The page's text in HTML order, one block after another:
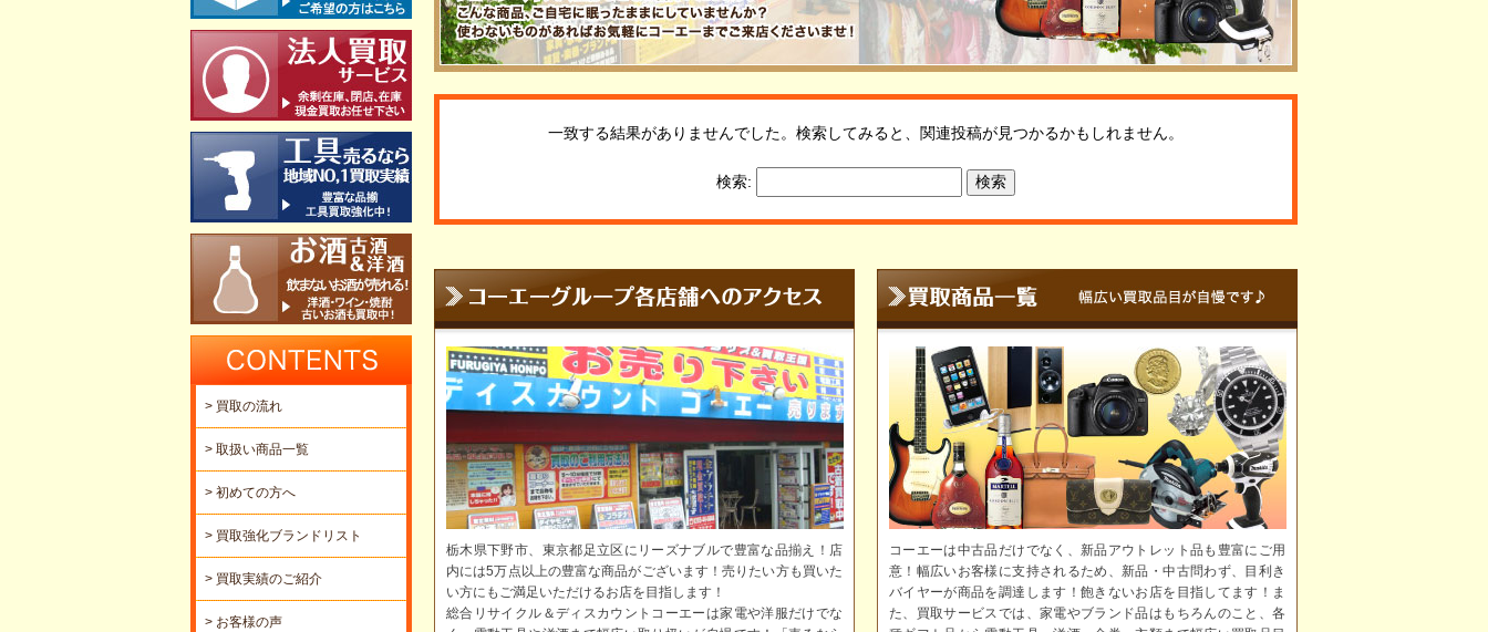
一致する結果がありませんでした。検索してみると、関連投稿が見つかるかもしれません。
検索:
栃木県下野市、東京都足立区にリーズナブルで豊富な品揃え！店
内には5万点以上の豊富な商品がございます！売りたい方も買いた
い方にもご満足いただけるお店を目指します！
総合リサイクル＆ディスカウントコーエーは家電や洋服だけでな
コーエーは中古品だけでなく、新品アウトレット品も豊富にご用
意！幅広いお客様に支持されるため、新品・中古問わず、目利き
バイヤーが商品を調達します！飽きないお店を目指してます！ま
た、買取サービスでは、家電やブランド品はもちろんのこと、各
> 買取の流れ
> 取扱い商品一覧
> 初めての方へ
> 買取強化ブランドリスト
> 買取実績のご紹介
> お客様の声